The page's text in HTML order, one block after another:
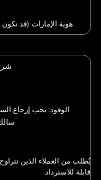
هوية الإمارات (قد تكون
الوقود: يجب إرجاع
قابلة للاسترداد.